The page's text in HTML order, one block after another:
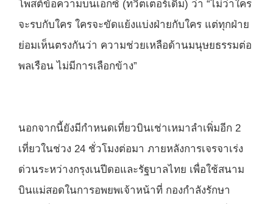
โพสต์ข้อความบนเอ็กซ์ (ทวิตเตอร์เดิม) ว่า “ไม่ว่าใคร
จะรบกับใคร ใครจะขัดแย้งแบ่งฝ่ายกับใคร แต่ทุกฝ่าย
ย่อมเห็นตรงกันว่า ความช่วยเหลือด้านมนุษยธรรมต่อ
พลเรือน ไม่มีการเลือกข้าง”
นอกจากนี้ยังมีกำหนดเที่ยวบินเช่าเหมาลำเพิ่มอีก 2
เที่ยวในช่วง 24 ชั่วโมงต่อมา ภายหลังการเจรจาเร่ง
ด่วนระหว่างกรุงเนปีดอและรัฐบาลไทย เพื่อใช้สนาม
บินแม่สอดในการอพยพเจ้าหน้าที่ กองกำลังรักษา